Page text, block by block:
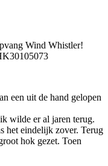
Wind Whistler!
een uit de hand gelopen
wilde er al jaren terug.
het eindelijk zover. Terug
hok gezet. Toen